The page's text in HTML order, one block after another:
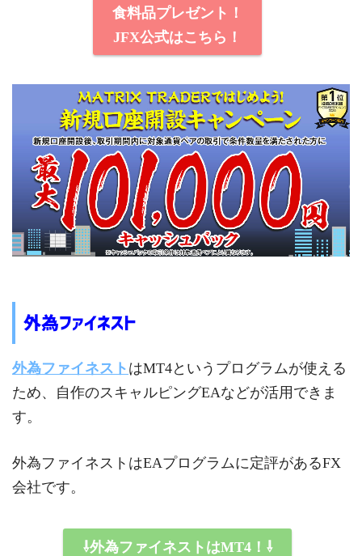
食料品プレゼント！
JFX公式はこちら！
外為ファイネスト
外為ファイネスト はMT4というプログラムが使える
ため、自作のスキャルピングEAなどが活用できま
す。
外為ファイネストはEAプログラムに定評があるFX
会社です。
⇩外為ファイネストはMT4！⇩